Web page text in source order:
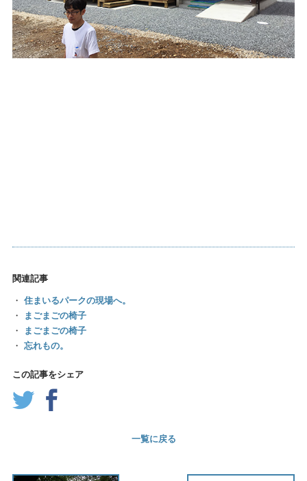
関連記事
・ 住まいるパークの現場へ。
・
まごまごの椅子
・
まごまごの椅子
・ 忘れもの。
この記事をシェア
一覧に戻る